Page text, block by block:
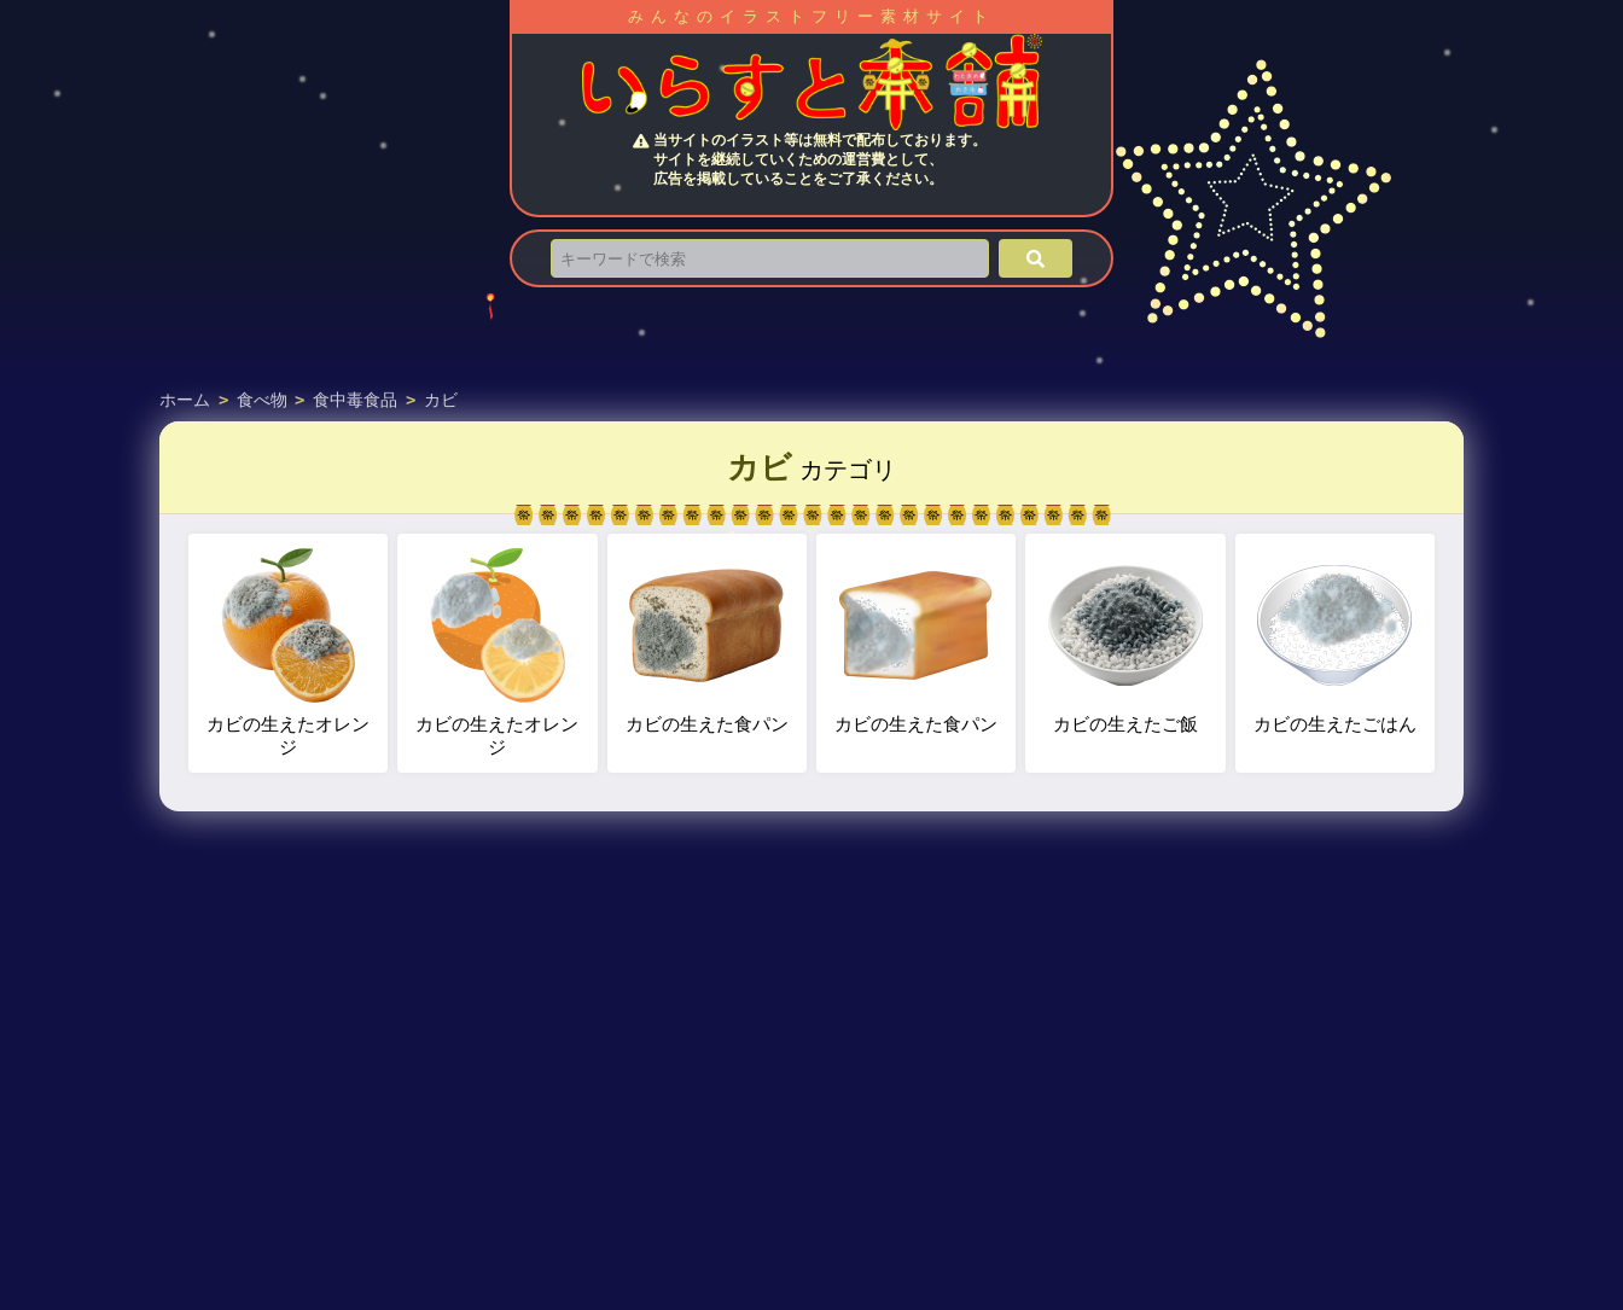
みんなのイラストフリー素材サイト
当サイトのイラスト等は無料で配布しております。
サイトを継続していくための運営費として、
広告を掲載していることをご了承ください。
ホーム > 食べ物 > 食中毒食品 > カビ
カビ カテゴリ
カビの生えたオレン
ジ
カビの生えたオレン
ジ
カビの生えた食パン カビの生えた食パン カビの生えたご飯 カビの生えたごはん